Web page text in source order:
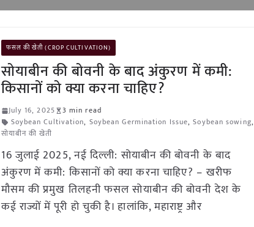
फसल की खेती (CROP CULTIVATION)
सोयाबीन की बोवनी के बाद अंकुरण में कमी:
किसानों को क्या करना चाहिए?
July 16, 2025
3 min read
Soybean Cultivation, Soybean Germination Issue,Soybean sowing,
सोयाबीन की खेती
16 जुलाई 2025, नई दिल्ली: सोयाबीन की बोवनी के बाद
अंकुरण में कमी: किसानों को क्या करना चाहिए? – खरीफ
मौसम की प्रमुख तिलहनी फसल सोयाबीन की बोवनी देश के
कई राज्यों में पूरी हो चुकी है। हालांकि, महाराष्ट्र और